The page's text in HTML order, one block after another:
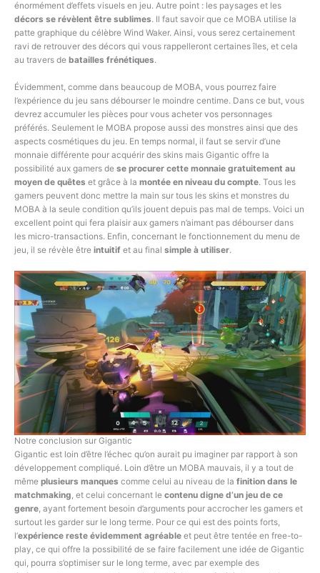
énormément d’effets visuels en jeu. Autre point : les paysages et les
décors se révèlent être sublimes. Il faut savoir que ce MOBA utilise la
patte graphique du célèbre Wind Waker. Ainsi, vous serez certainement
ravi de retrouver des décors qui vous rappelleront certaines îles, et cela
au travers de batailles frénétiques.
Évidemment, comme dans beaucoup de MOBA, vous pourrez faire
l’expérience du jeu sans débourser le moindre centime. Dans ce but, vous
devrez accumuler les pièces pour vous acheter vos personnages
préférés. Seulement le MOBA propose aussi des monstres ainsi que des
aspects cosmétiques du jeu. En temps normal, il faut se servir d’une
monnaie différente pour acquérir des skins mais Gigantic offre la
possibilité aux gamers de se procurer cette monnaie gratuitement au
moyen de quêtes et grâce à la montée en niveau du compte. Tous les
gamers peuvent donc mettre la main sur tous les skins et monstres du
MOBA à la seule condition qu’ils jouent depuis pas mal de temps. Voici un
excellent point qui fera plaisir aux gamers n’aimant pas débourser dans
les micro-transactions. Enfin, concernant le fonctionnement du menu de
jeu, il se révèle être intuitif et au final simple à utiliser.
Notre conclusion sur Gigantic
Gigantic est loin d’être l’échec qu’on aurait pu imaginer par rapport à son
développement compliqué. Loin d’être un MOBA mauvais, il y a tout de
même plusieurs manques comme celui au niveau de la finition dans le
matchmaking, et celui concernant le contenu digne d’un jeu de ce
genre, ayant fortement besoin d’arguments pour accrocher les gamers et
surtout les garder sur le long terme. Pour ce qui est des points forts,
l’expérience reste évidemment agréable et peut être tentée en free-to-
play, ce qui offre la possibilité de se faire facilement une idée de Gigantic
qui, pourra s’optimiser sur le long terme, avec par exemple des